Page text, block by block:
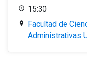
15:30
Facultad de
Administrativas